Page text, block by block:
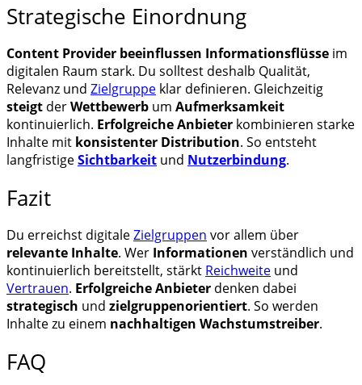
Strategische Einordnung
Content Provider beeinflussen Informationsflüsse im
digitalen Raum stark. Du solltest deshalb Qualität,
Relevanz und Zielgruppe klar definieren. Gleichzeitig
steigt derWettbewerb um Aufmerksamkeit
kontinuierlich. Erfolgreiche Anbieter kombinieren starke
Inhalte mit konsistenter Distribution. So entsteht
langfristigeSichtbarkeit und Nutzerbindung.
Fazit
Du erreichst digitaleZielgruppen vor allem über
relevante Inhalte. Wer Informationen verständlich und
kontinuierlich bereitstellt, stärkt Reichweite und
Vertrauen. Erfolgreiche Anbieter denken dabei
strategisch und zielgruppenorientiert. So werden
Inhalte zu einem nachhaltigen Wachstumstreiber.
FAQ